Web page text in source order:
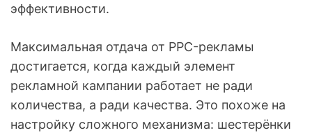
эффективности.
Максимальная отдача от PPC-рекламы
достигается, когда каждый элемент
рекламной кампании работает не ради
количества, а ради качества. Это похоже на
настройку сложного механизма: шестерёнки